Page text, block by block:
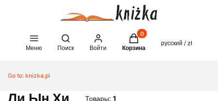
Меню
Open search engine
Поиск Войти
Товары в корзине: 0.
Корзина
русский / zł
Go to: knizka.pl
Товары: 1